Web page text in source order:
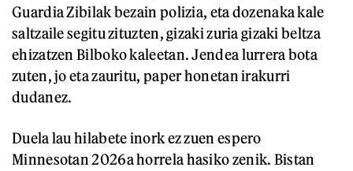
Guardia Zibilak bezain polizia, eta dozenaka kale
saltzaile segitu zituzten, gizaki zuria gizaki beltza
ehizatzen Bilboko kaleetan. Jendea lurrera bota
zuten, jo eta zauritu, paper honetan irakurri
dudanez.
Duela lau hilabete inork ez zuen espero
Minnesotan 2026a horrela hasiko zenik. Bistan